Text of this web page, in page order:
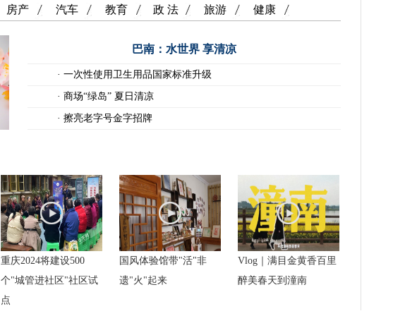
房产 汽车 教育 政 法 旅游 健康
巴南：水世界 享清凉
· 一次性使用卫生用品国家标准升级
· 商场“绿岛” 夏日清凉
· 擦亮老字号金字招牌
重庆2024将建设500
个"城管进社区"社区试
点
国风体验馆带"活"非
遗"火"起来
Vlog｜满目金黄香百里
醉美春天到潼南